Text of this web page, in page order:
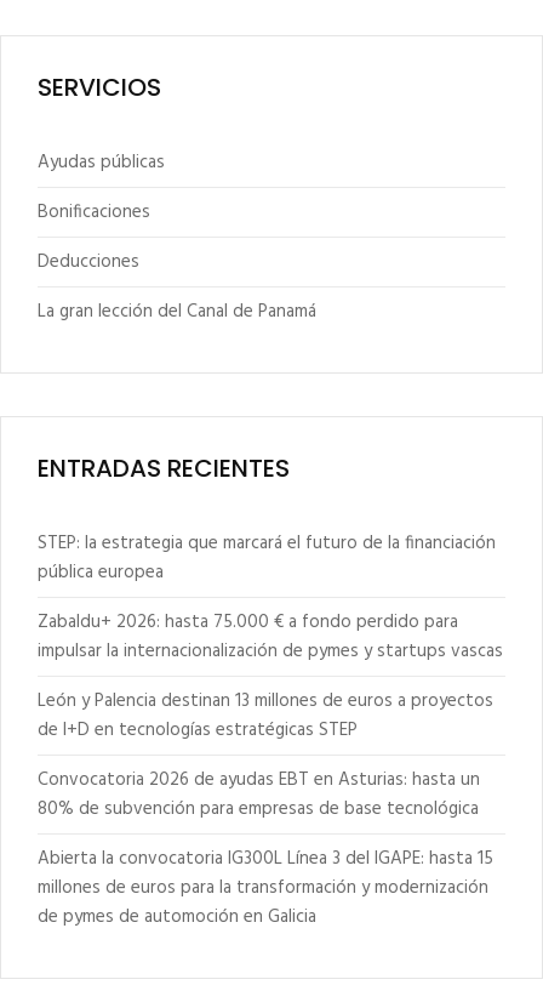
SERVICIOS
Ayudas públicas
Bonificaciones
Deducciones
La gran lección del Canal de Panamá
ENTRADAS RECIENTES
STEP: la estrategia que marcará el futuro de la financiación
pública europea
Zabaldu+ 2026: hasta 75.000 € a fondo perdido para
impulsar la internacionalización de pymes y startups vascas
León y Palencia destinan 13 millones de euros a proyectos
de I+D en tecnologías estratégicas STEP
Convocatoria 2026 de ayudas EBT en Asturias: hasta un
80% de subvención para empresas de base tecnológica
Abierta la convocatoria IG300L Línea 3 del IGAPE: hasta 15
millones de euros para la transformación y modernización
de pymes de automoción en Galicia